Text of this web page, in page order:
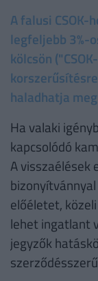
A falusi
legfeljebb 3%-
kölcsön
haladhatja
Ha valaki
kapcsolódó
A visszaélések
előéletet,
lehet ingatlant
jegyzők